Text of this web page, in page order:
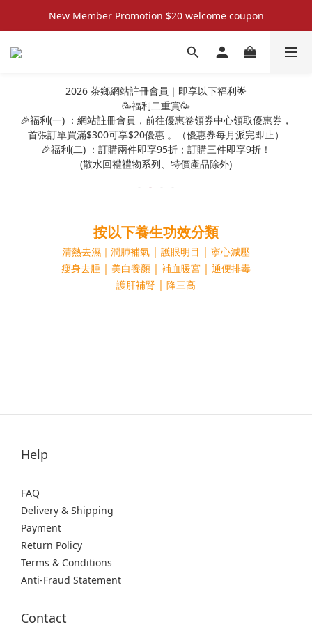
New Member Promotion $20 welcome coupon
New Member Promotion $20 welcome coupon
散水回禮禮物 滿件再折優惠🎉
New Member Promotion $20 welcome coupon
2026 茶鄉網站註冊會員｜即享以下福利🌟
🥳福利二重賞🥳
🎉福利(一) ：網站註冊會員，前往優惠卷領券中心領取優惠券，
首張訂單買滿$300可享$20優惠 。（優惠券每月派完即止）
🎉福利(二) ：訂購兩件即享95折；訂購三件即享9折！
(散水回禮禮物系列、特價產品除外)
按以下養生功效分類
清熱去濕｜潤肺補氣 ｜ 護眼明目 ｜ 寧心減壓
瘦身去腫 ｜ 美白養顏 ｜ 補血暖宮 ｜ 通便排毒
護肝補腎 ｜ 降三高
Help
FAQ
Delivery & Shipping
Payment
Return Policy
Terms & Conditions
Anti-Fraud Statement
Contact